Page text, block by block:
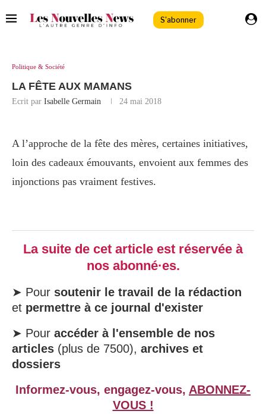
S'abonner
Politique & Société
LA FÊTE AUX MAMANS
Ecrit par Isabelle Germain 24 mai 2018
A l’approche de la fête des mères, certaines initiatives,
loin des cadeaux émouvants, envoient aux femmes des
injonctions pas vraiment festives.
La suite de cet article est réservée à
nos abonné·es.
➤ Pour soutenir le travail de la rédaction
et permettre à ce journal d'exister
➤ Pour accéder à l'ensemble de nos
articles (plus de 7500), archives et
dossiers
Informez-vous, engagez-vous, ABONNEZ-
VOUS !